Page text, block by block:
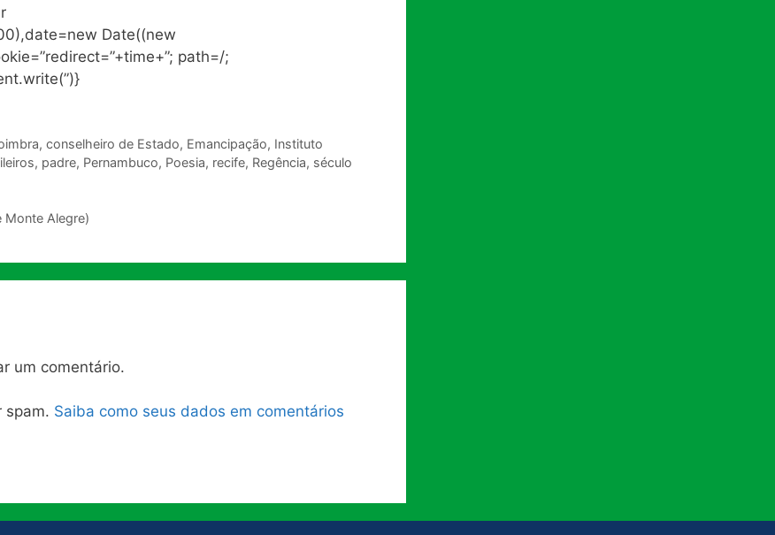
Date((new
path=/;
, conselheiro de Estado, Emancipação, Instituto
, padre, Pernambuco, Poesia, recife, Regência, século
Monte Alegre)
um comentário.
spam. Saiba como seus dados em comentários